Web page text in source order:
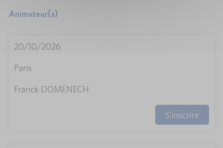
Animateur(s)
20/10/2026
Paris
Franck DOMENECH
S'inscrire